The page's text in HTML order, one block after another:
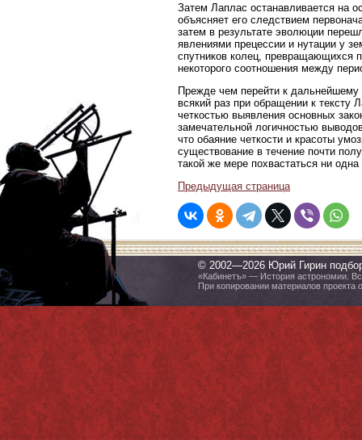
Затем Лаплас останавливается на
объясняет его следствием
затем в результате эволюции
явлениями прецессии и нутации у
спутников колец, превращающихся
некоторого соотношения между
Прежде чем перейти к дальнейшему
всякий раз при обращении к тексту
четкостью выявления основных
замечательной логичностью
что обаяние четкости и красоты
существование в течение почти
такой же мере похвастаться ни
Предыдущая страница
© 2002—2026 Юрий Гирин
«Кабинетъ» — История астрономии.
При копировании материалов проекта